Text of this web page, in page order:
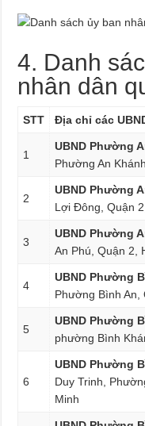
4. Danh
nhân dân
STT Địa chỉ các
1
UBND Phường
Phường An
2
UBND Phường
Lợi Đông, Quận
3
UBND Phường
An Phú, Quận 2,
4
UBND Phường
Phường Bình An,
5
UBND Phường
phường Bình
6
UBND Phường
Duy Trinh,
Minh